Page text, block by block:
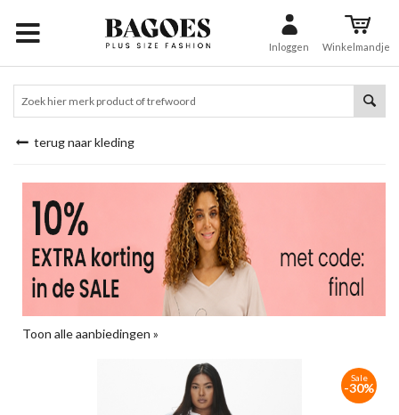
Inloggen Winkelmandje
terug naar kleding
Toon alle aanbiedingen »
Sale
-30%